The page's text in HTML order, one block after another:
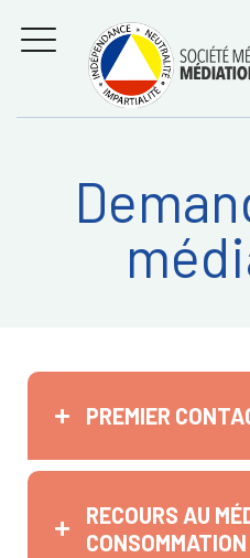
Régler les litiges
entre
consommateurs et
professionnels
la médiation de la
consommation
MENU
Recherche
PREMIER
RECOURS AU
CONSOMMATION